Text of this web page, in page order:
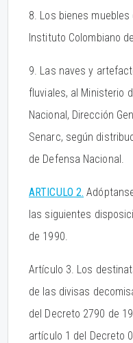
8. Los bienes
Instituto Colombiano
9. Las naves y
fluviales, al Ministerio
Nacional, Dirección
Senarc, según
de Defensa Nacional.
ARTICULO 2.
las siguientes
de 1990.
Artículo 3. Los
de las divisas
del Decreto 2790 de
artículo 1 del Decreto